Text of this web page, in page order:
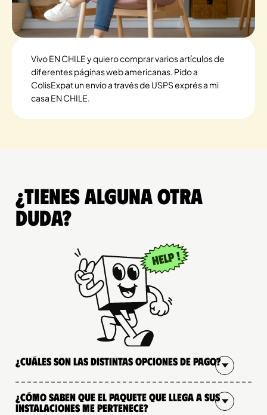
Vivo EN CHILE y quiero comprar varios artículos de
diferentes páginas web americanas. Pido a
ColisExpat un envío a través de USPS exprés a mi
casa EN CHILE.
¿Tienes alguna otra
duda?
¿Cuáles son las distintas opciones de pago?
¿Cómo saben que el paquete que llega a sus
instalaciones me pertenece?